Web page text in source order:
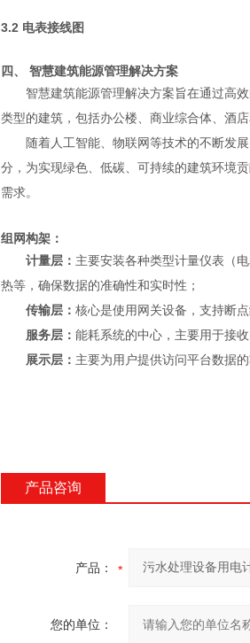
3.2 电表接线图
四、 智慧建筑能源管理解决方案
智慧建筑能源管理解决方案旨在通过高
类型的建筑，包括办公楼、商业综合体、酒店
随着人工智能、物联网等技术的不断发
分，为实现绿色、低碳、可持续的建筑环境
需求。
组网构架：
计量层： 主要安装各种类型计量仪表（
热等，确保数据的准确性和实时性；
传输层： 核心是使用网关设备，支持断
服务层： 能耗系统的中心，主要用于接
展示层： 主要为用户提供访问平台数据
产品咨询
产品：
您的单位：